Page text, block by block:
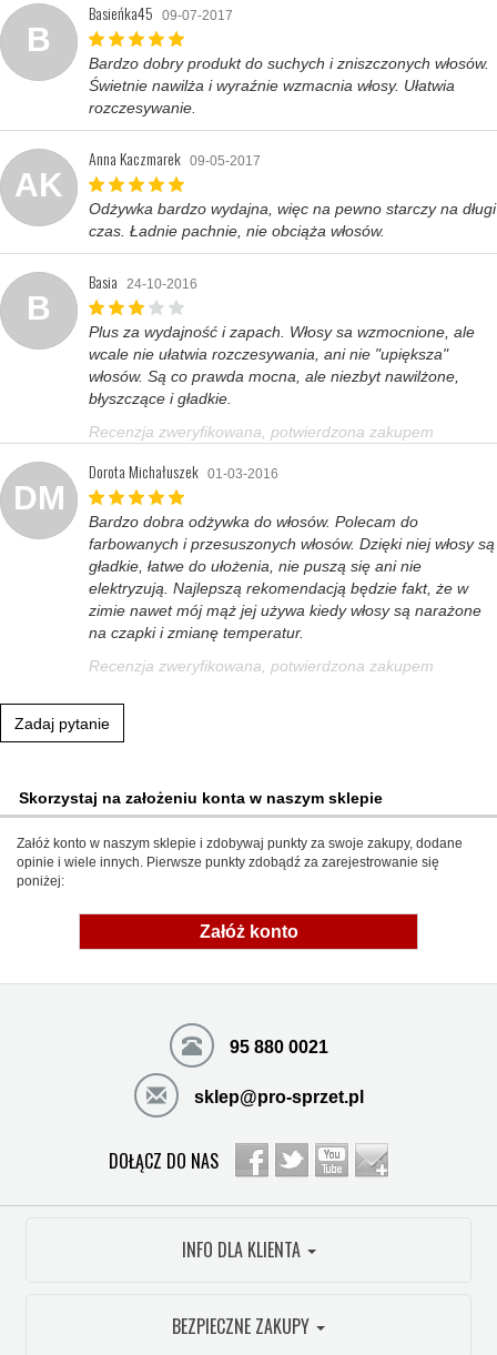
B
Basieńka45 09-07-2017
Bardzo dobry produkt do suchych i zniszczonych włosów.
Świetnie nawilża i wyraźnie wzmacnia włosy. Ułatwia
rozczesywanie.
AK
Anna Kaczmarek 09-05-2017
Odżywka bardzo wydajna, więc na pewno starczy na długi
czas. Ładnie pachnie, nie obciąża włosów.
B
Basia 24-10-2016
Plus za wydajność i zapach. Włosy sa wzmocnione, ale
wcale nie ułatwia rozczesywania, ani nie "upiększa"
włosów. Są co prawda mocna, ale niezbyt nawilżone,
błyszczące i gładkie.
Recenzja zweryfikowana, potwierdzona zakupem
DM
Dorota Michałuszek 01-03-2016
Bardzo dobra odżywka do włosów. Polecam do
farbowanych i przesuszonych włosów. Dzięki niej włosy są
gładkie, łatwe do ułożenia, nie puszą się ani nie
elektryzują. Najlepszą rekomendacją będzie fakt, że w
zimie nawet mój mąż jej używa kiedy włosy są narażone
na czapki i zmianę temperatur.
Recenzja zweryfikowana, potwierdzona zakupem
Zadaj pytanie
Skorzystaj na założeniu konta w naszym sklepie
Załóż konto w naszym sklepie i zdobywaj punkty za swoje zakupy, dodane
opinie i wiele innych. Pierwsze punkty zdobądź za zarejestrowanie się
poniżej:
Załóż konto
95 880 0021
sklep@pro-sprzet.pl
DOŁĄCZ DO NAS
INFO DLA KLIENTA
BEZPIECZNE ZAKUPY